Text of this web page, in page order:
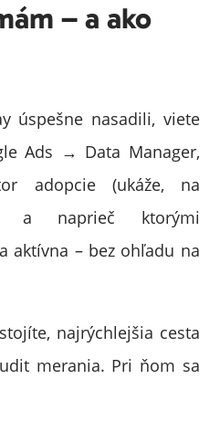
– a ako
úspešne nasadili, viete
Ads → Data Manager,
adopcie (ukáže, na
a naprieč ktorými
aktívna – bez ohľadu na
najrýchlejšia cesta
merania. Pri ňom sa